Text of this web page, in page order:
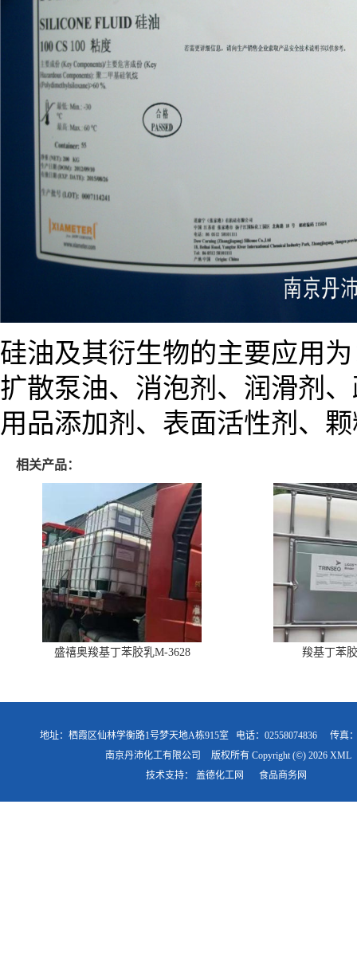
硅油及其衍生物的主要应用
扩散泵油、消泡剂、润滑剂
用品添加剂、表面活性剂、
相关产品：
盛禧奥羧基丁苯胶乳M-3628 羧基丁苯
地址：栖霞区仙林学衡路1号梦天地A栋915室 电话：02558074836
传真
南京丹沛化工有限公司
版权所有 Copyright (©) 2026 XML
技术支持： 盖德化工网 食品商务网